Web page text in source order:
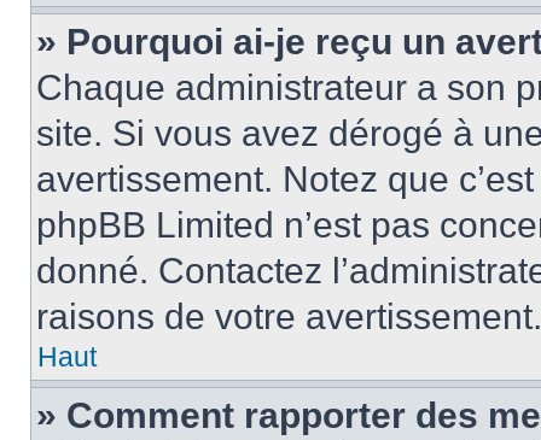
» Pourquoi ai-je reçu un
Chaque administrateur a son
site. Si vous avez dérogé à
avertissement. Notez que
phpBB Limited n’est pas
donné. Contactez
raisons de votre avertissement.
Haut
» Comment rapporter des